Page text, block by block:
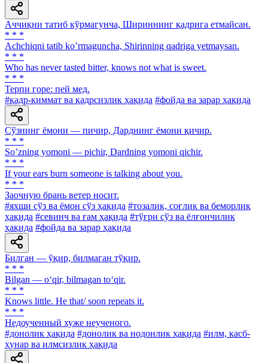
Аччиқни татиб кўрмагунча, Шириннинг қадрига етмайсан.
* * *
Аchchiqni tatib koʼrmaguncha, Shirinning qadriga yetmaysan.
* * *
Who has never tasted bitter, knows not what is sweet.
* * *
Терпи горе: пей мед.
#қадр-қиммат ва қадрсизлик ҳақида #фойда ва зарар ҳақида
Сўзнинг ёмони — пичир, Дарднинг ёмони қичир.
* * *
Soʼzning yomoni — pichir, Dardning yomoni qichir.
* * *
If your ears burn someone is talking about you.
* * *
Заочную брань ветер носит.
#яхши сўз ва ёмон сўз ҳақида #тозалик, соғлик ва беморлик
ҳақида #севинч ва ғам ҳақида #тўғри сўз ва ёлғончилик
ҳақида #фойда ва зарар ҳақида
Билган — ўқир, билмаган тўқир.
* * *
Bilgan — o‘qir, bilmagan to‘qir.
* * *
Knows little. He that/ soon repeats it.
* * *
Недоученный хуже неученого.
#донолик ҳақида #донолик ва нодонлик ҳақида #илм, касб-
ҳунар ва илмсизлик ҳақида